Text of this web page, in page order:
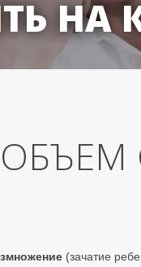
НА
(зачатие